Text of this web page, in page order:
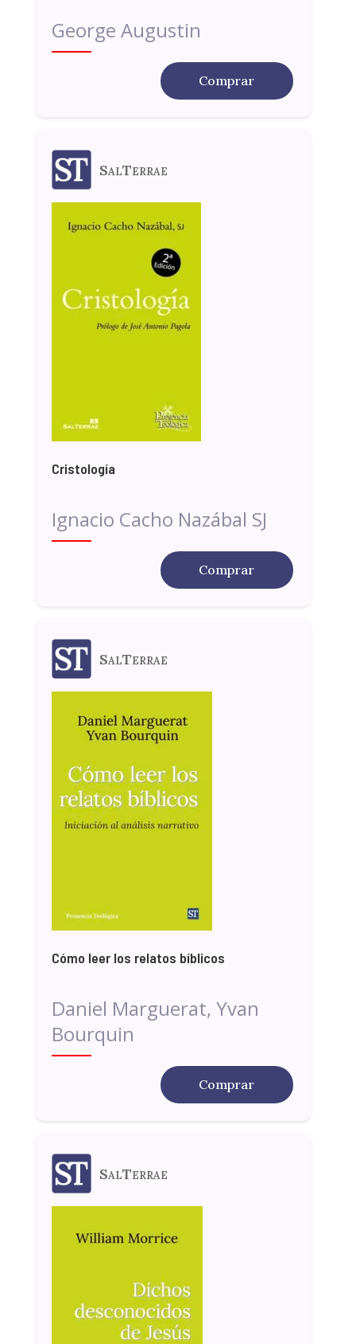
George Augustin
Comprar
SalTerrae
Cristología
Ignacio Cacho Nazábal SJ
Comprar
SalTerrae
Cómo leer los relatos bíblicos
Daniel Marguerat, Yvan
Bourquin
Comprar
SalTerrae